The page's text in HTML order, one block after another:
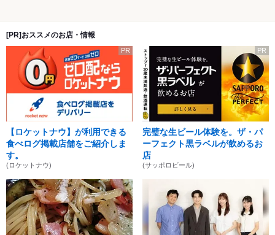
[PR]おススメのお店・情報
PR
【ロケットナウ】が利用できる
食べログ掲載店舗をご紹介しま
す。
(ロケットナウ)
PR
完璧な生ビール体験を。ザ・パ
ーフェクト黒ラベルが飲めるお
店
(サッポロビール)